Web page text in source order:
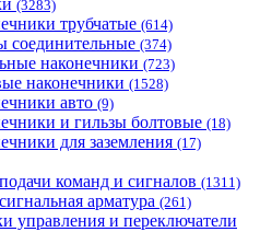
(3283)
трубчатые (614)
соединительные (374)
наконечники (723)
наконечники (1528)
авто (9)
и гильзы болтовые (18)
для заземления (17)
команд и сигналов (1311)
арматура (261)
управления и переключатели